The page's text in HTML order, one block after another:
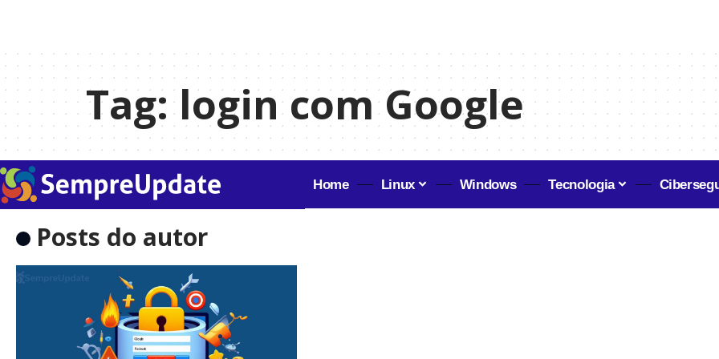
Tag:login com Google
Home Linux Windows Tecnologia
Posts do autor